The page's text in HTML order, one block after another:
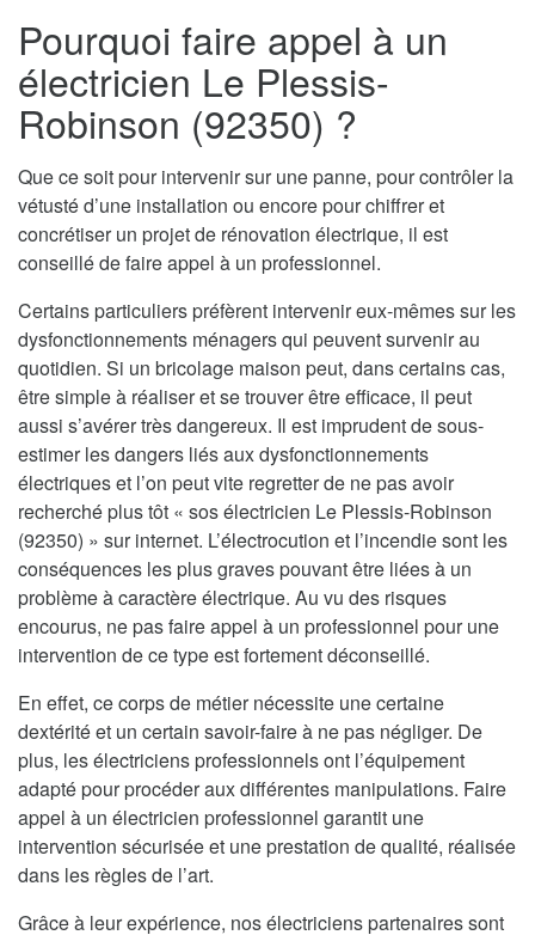
Pourquoi faire appel à un
électricien Le Plessis-
Robinson (92350) ?
Que ce soit pour intervenir sur une panne, pour contrôler la
vétusté d’une installation ou encore pour chiffrer et
concrétiser un projet de rénovation électrique, il est
conseillé de faire appel à un professionnel.
Certains particuliers préfèrent intervenir eux-mêmes sur les
dysfonctionnements ménagers qui peuvent survenir au
quotidien. Si un bricolage maison peut, dans certains cas,
être simple à réaliser et se trouver être efficace, il peut
aussi s’avérer très dangereux. Il est imprudent de sous-
estimer les dangers liés aux dysfonctionnements
électriques et l’on peut vite regretter de ne pas avoir
recherché plus tôt « sos électricien Le Plessis-Robinson
(92350) » sur internet. L’électrocution et l’incendie sont les
conséquences les plus graves pouvant être liées à un
problème à caractère électrique. Au vu des risques
encourus, ne pas faire appel à un professionnel pour une
intervention de ce type est fortement déconseillé.
En effet, ce corps de métier nécessite une certaine
dextérité et un certain savoir-faire à ne pas négliger. De
plus, les électriciens professionnels ont l’équipement
adapté pour procéder aux différentes manipulations. Faire
appel à un électricien professionnel garantit une
intervention sécurisée et une prestation de qualité, réalisée
dans les règles de l’art.
Grâce à leur expérience, nos électriciens partenaires sont